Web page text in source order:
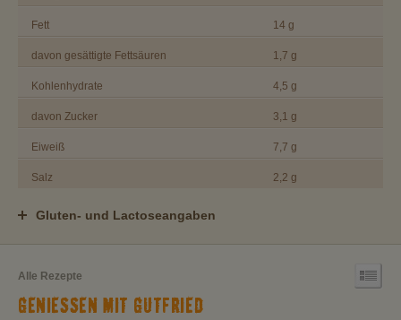
Fett 14 g
davon gesättigte Fettsäuren 1,7 g
Kohlenhydrate 4,5 g
davon Zucker 3,1 g
Eiweiß 7,7 g
Salz 2,2 g
Gluten- und Lactoseangaben
Alle Rezepte
GENIESSEN MIT GUTFRIED